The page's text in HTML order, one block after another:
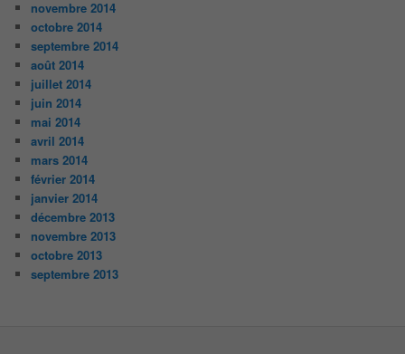
novembre 2014
octobre 2014
septembre 2014
août 2014
juillet 2014
juin 2014
mai 2014
avril 2014
mars 2014
février 2014
janvier 2014
décembre 2013
novembre 2013
octobre 2013
septembre 2013